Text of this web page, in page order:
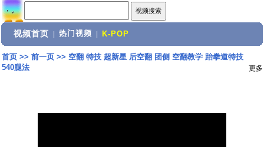
视频首页 热门视频 K-POP
首页>> 前一页>> 空翻 特技 超新星 后空翻 团侧 空翻教学 跆拳道特技
540腿法
更多